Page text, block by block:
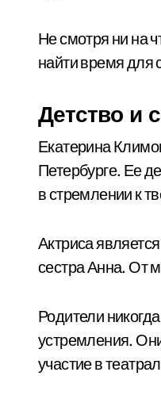
Не смотря ни на
найти время для
Детство и
Екатерина
Петербурге. Ее
в стремлении к
Актриса
сестра Анна. От
Родители
устремления.
участие в